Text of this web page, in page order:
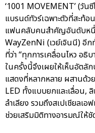
‘1001 MOVEMENT’ (วัน
แบรนด์ทัวร์เฉพาะตัวที่สะท้
แฟนคลับคนสำคัญอันดับหนึ่
WayZenNi (เวย์เจินนี) อี
ที่ว่า “ทุกการเคลื่อนไหว อธิ
ในครั้งนี้จึงเผยให้เห็นอัตลั
แสดงที่หลากหลาย ผสานด้ว
LED ทั้งแบบยกและเลื่อน,
ลำเลียง รวมถึงสเปเชียลเอ
ช่วยเสริมมิติทางอารมณ์ให้